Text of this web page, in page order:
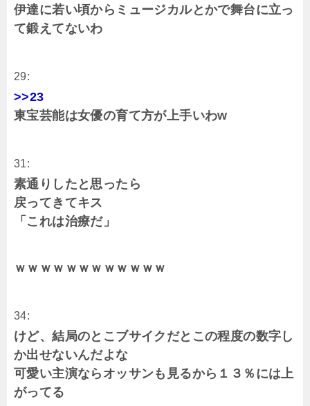
伊達に若い頃からミュージカルとかで舞台に立っ
て鍛えてないわ
29:
>>23
東宝芸能は女優の育て方が上手いわw
31:
素通りしたと思ったら
戻ってきてキス
「これは治療だ」
ｗｗｗｗｗｗｗｗｗｗｗｗ
34:
けど、結局のとこブサイクだとこの程度の数字し
か出せないんだよな
可愛い主演ならオッサンも見るから１３％には上
がってる